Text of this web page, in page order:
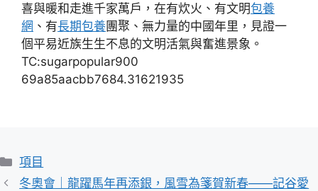
喜與暖和走進千家萬戶，在有炊火、有文明包養
網 、有長期包養團聚、無力量的中國年里，見證一
個平易近族生生不息的文明活氣與奮進景象。
TC:sugarpopular900
69a85aacbb7684.31621935
分
類
項目
冬奧會｜龍躍馬年再添銀，風雪為箋賀新春——記谷愛